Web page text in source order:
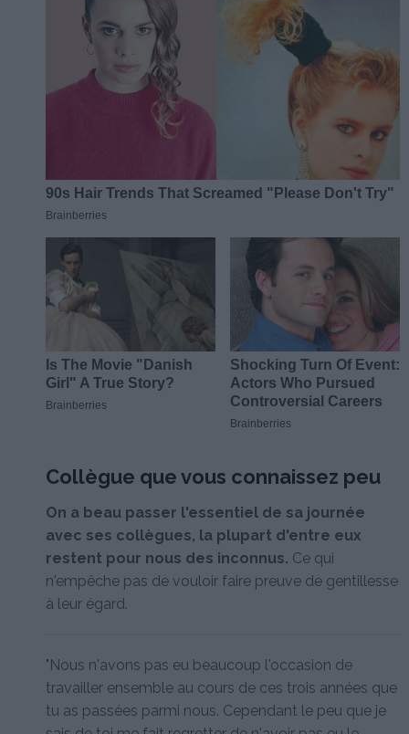
Collègue que vous connaissez peu
On a beau passer l'essentiel de sa journée
avec ses collègues, la plupart d'entre eux
restent pour nous des inconnus. Ce qui
n'empêche pas de vouloir faire preuve de gentillesse
à leur égard.
"Nous n'avons pas eu beaucoup l'occasion de
travailler ensemble au cours de ces trois années que
tu as passées parmi nous. Cependant le peu que je